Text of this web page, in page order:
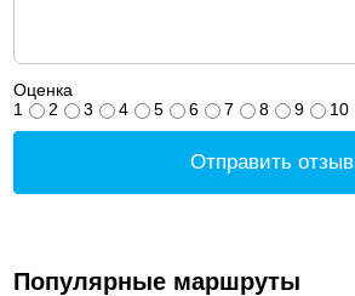
Оценка
1
2 3 4 5 6 7 8 9 10
Отправить отзыв
Популярные маршруты